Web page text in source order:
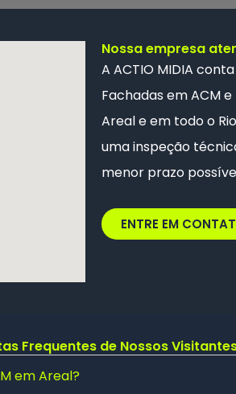
Nossa empresa
A ACTIO MIDIA
Fachadas em ACM e
Areal e em todo o
uma inspeção
menor prazo
ENTRE EM
Frequentes de Nossos
em Areal?